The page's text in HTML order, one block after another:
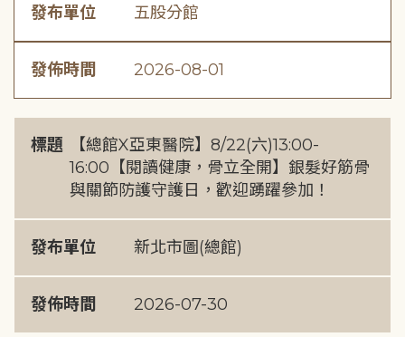
發布單位 五股分館
發佈時間 2026-08-01
標題
【總館X亞東醫院】8/22(六)13:00-
16:00【閱讀健康，骨立全開】銀髮好筋骨
與關節防護守護日，歡迎踴躍參加！
發布單位 新北市圖(總館)
發佈時間 2026-07-30